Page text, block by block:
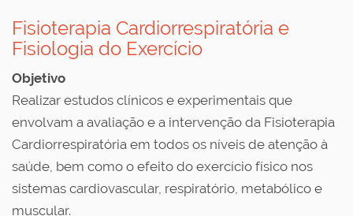
Fisioterapia Cardiorrespiratória e
Fisiologia do Exercício
Objetivo
Realizar estudos clínicos e experimentais que
envolvam a avaliação e a intervenção da Fisioterapia
Cardiorrespiratória em todos os níveis de atenção à
saúde, bem como o efeito do exercício físico nos
sistemas cardiovascular, respiratório, metabólico e
muscular.